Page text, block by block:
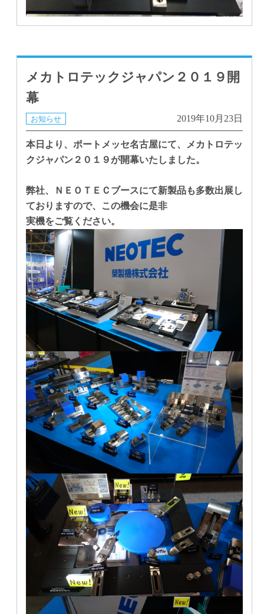
メカトロテックジャパン２０１９開
幕
お知らせ 2019年10月23日
本日より、ポートメッセ名古屋にて、メカトロテッ
クジャパン２０１９が開幕いたしました。
弊社、ＮＥＯＴＥＣブースにて新製品も多数出展し
ておりますので、この機会に是非
実機をご覧ください。